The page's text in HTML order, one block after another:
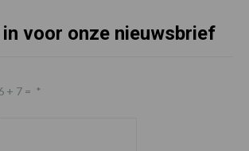
voor onze nieuwsbrief
+ 7 = *